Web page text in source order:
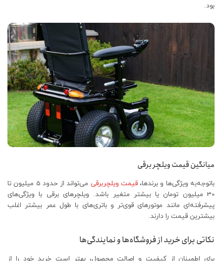
بود.
میانگین قیمت ویلچر برقی
باتوجه‌به ویژگی‌ها و برندها،قیمت ویلچربرقی
می‌تواند از حدود 5 میلیون تا
30 میلیون تومان یا بیشتر متغیر باشد. ویلچرهای برقی با ویژگی‌های
پیشرفته‌ای مانند موتورهای قوی‌تر و باتری‌های با طول عمر بیشتر اغلب
بیشترین قیمت را دارند.
نکاتی برای خرید از فروشگاه‌ها و نمایندگی‌ها
برای اطمینان از کیفیت و اصالت محصول، بهتر است خرید خود را از